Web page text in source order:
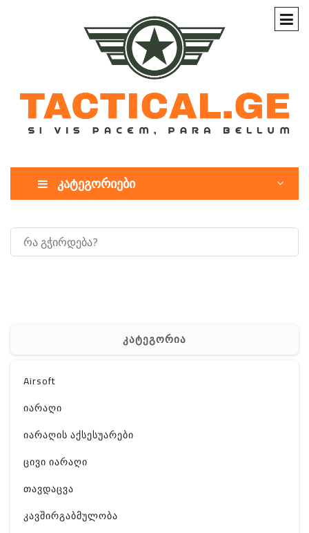
კატეგორიები
კატეგორია
Airsoft
იარაღი
იარაღის აქსესუარები
ცივი იარაღი
თავდაცვა
კავშირგაბმულობა